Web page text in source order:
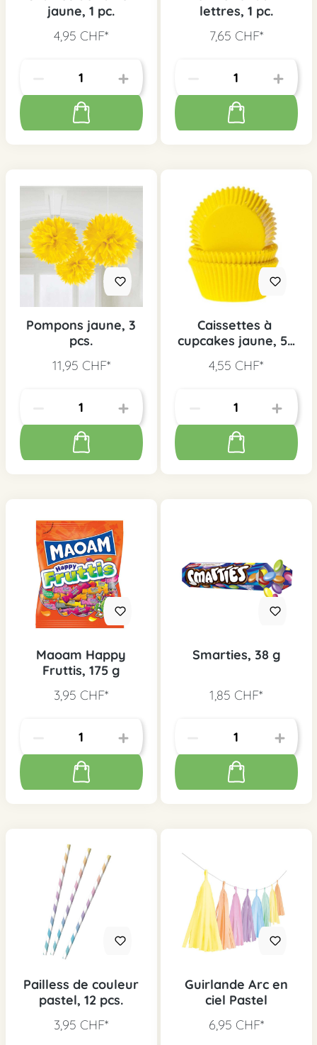
jaune, 1 pc.
4,95 CHF*
lettres, 1 pc.
7,65 CHF*
Pompons jaune, 3
pcs.
11,95 CHF*
Caissettes à
cupcakes jaune, 50
4,55 CHF*
Maoam Happy
Fruttis, 175 g
3,95 CHF*
Smarties, 38 g
1,85 CHF*
Pailless de couleur
pastel, 12 pcs.
3,95 CHF*
Guirlande Arc en
ciel Pastel
6,95 CHF*